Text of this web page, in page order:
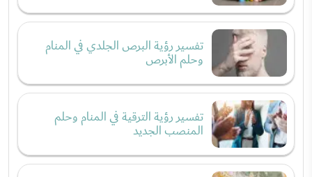
تفسير رؤية البرص الجلدي في المنام
وحلم الأبرص
تفسير رؤية الترقية في المنام وحلم
المنصب الجديد